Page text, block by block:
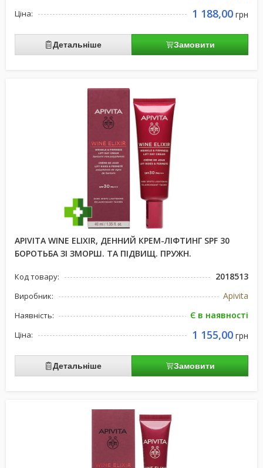
Ціна: 1 188,00 грн
Детальніше Замовити
APIVITA WINE ELIXIR, ДЕННИЙ КРЕМ-ЛІФТИНГ SPF 30
БОРОТЬБА ЗІ ЗМОРШ. ТА ПІДВИЩ. ПРУЖН.
Код товару: 2018513
Виробник: Apivita
Наявність: Є в наявності
Ціна: 1 155,00 грн
Детальніше Замовити